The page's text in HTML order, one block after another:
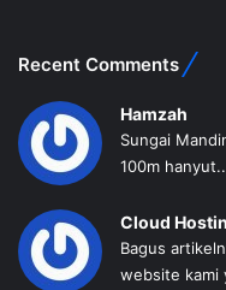
Recent Comments
Hamzah
Sungai
100m
Cloud
Bagus
website kami